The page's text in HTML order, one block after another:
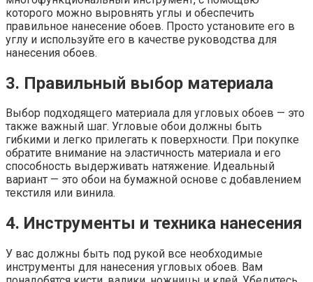
которого можно выровнять углы и обеспечить
правильное нанесение обоев. Просто установите его в
углу и используйте его в качестве руководства для
нанесения обоев.
3. Правильный выбор материала
Выбор подходящего материала для угловых обоев — это
также важный шаг. Угловые обои должны быть
гибкими и легко прилегать к поверхности. При покупке
обратите внимание на эластичность материала и его
способность выдерживать натяжение. Идеальный
вариант — это обои на бумажной основе с добавлением
текстиля или винила.
4. Инструменты и техника нанесения
У вас должны быть под рукой все необходимые
инструменты для нанесения угловых обоев. Вам